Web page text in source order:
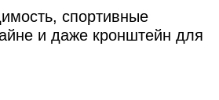
спортивные
и даже кронштейн для